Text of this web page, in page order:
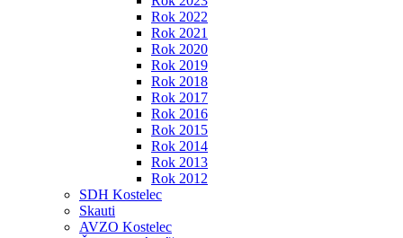
Rok 2022
Rok 2021
Rok 2020
Rok 2019
Rok 2018
Rok 2017
Rok 2016
Rok 2015
Rok 2014
Rok 2013
Rok 2012
SDH Kostelec
Skauti
AVZO Kostelec